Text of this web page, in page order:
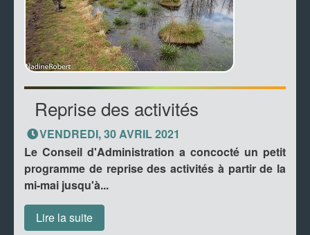
Reprise des activités
VENDREDI, 30 AVRIL 2021
Le Conseil d'Administration a concocté un petit
programme de reprise des activités à partir de la
mi-mai jusqu'à...
Lire la suite